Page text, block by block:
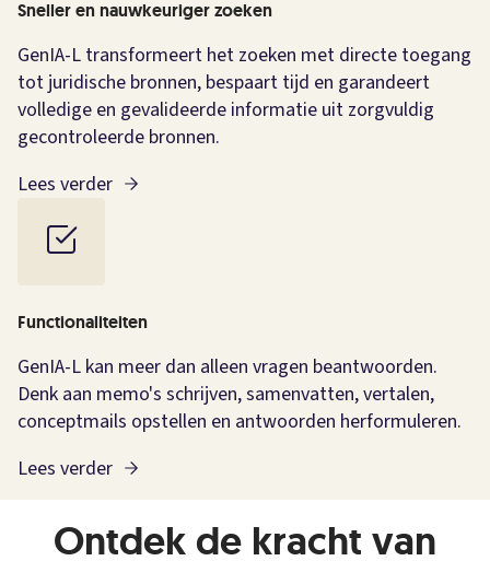
Sneller en nauwkeuriger zoeken
GenIA-L transformeert het zoeken met directe toegang
tot juridische bronnen, bespaart tijd en garandeert
volledige en gevalideerde informatie uit zorgvuldig
gecontroleerde bronnen.
Lees verder
Functionaliteiten
GenIA-L kan meer dan alleen vragen beantwoorden.
Denk aan memo's schrijven, samenvatten, vertalen,
conceptmails opstellen en antwoorden herformuleren.
Lees verder
Ontdek de kracht van